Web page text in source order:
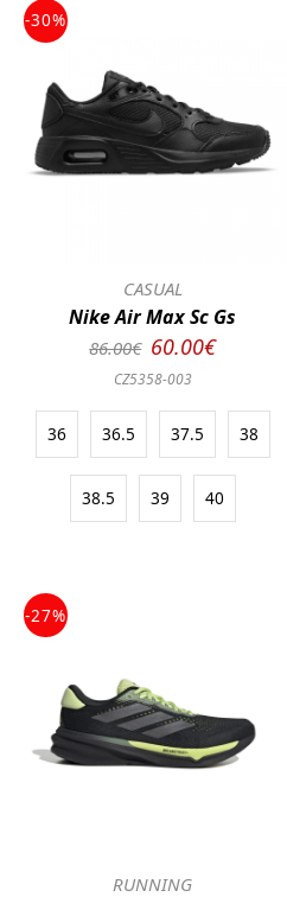
-30%
CASUAL
Nike Air Max Sc Gs
86.00€ 60.00€
CZ5358-003
36 36.5 37.5 38
38.5 39 40
-27%
RUNNING